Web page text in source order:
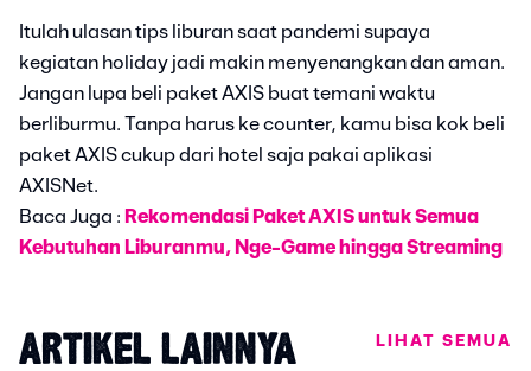
Itulah ulasan tips liburan saat pandemi supaya
kegiatan holiday jadi makin menyenangkan dan aman.
Jangan lupa beli paket AXIS buat temani waktu
berliburmu. Tanpa harus ke counter, kamu bisa kok beli
paket AXIS cukup dari hotel saja pakai aplikasi
AXISNet.
Baca Juga : Rekomendasi Paket AXIS untuk Semua
Kebutuhan Liburanmu, Nge-Game hingga Streaming
ARTIKEL LAINNYA LIHAT SEMUA